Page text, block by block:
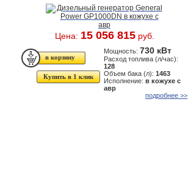
Цена: 15 056 815руб.
Купить в 1 клик
Мощность: 730 кВт
Расход топлива (л/час):
128
Объем бака (л): 1463
Исполнение: в кожухе с
авр
подробнее >>